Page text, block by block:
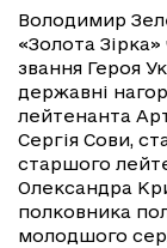
Володимир
«Золота
звання Героя
державні
лейтенанта
Сергія Сови,
старшого
Олександра
полковника
молодшого